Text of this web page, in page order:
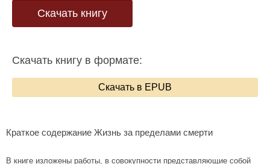
Скачать книгу
Скачать книгу в формате:
Скачать в EPUB
Краткое содержание Жизнь за пределами смерти
В книге изложены работы, в совокупности представляющие собой